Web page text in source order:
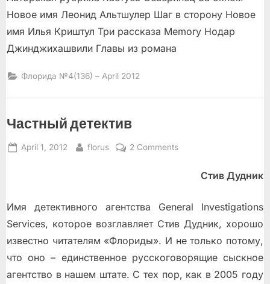
Новое имя Леонид Альтшулер Шаг в сторону Новое
имя Илья Криштул Три рассказа Memory Нодар
Джинджихашвили Главы из романа
Флорида №4(136) – April 2012
Частный детектив
Posted
April 1, 2012 By
florus 2 Commentson
детективСтив Дудник
Имя детективного агентства General Investigations
Services, которое возглавляет Стив Дудник, хорошо
известно читателям «Флориды». И не только потому,
что оно – единственное русскоговорящие сыскное
агентство в нашем штате. С тех пор, как в 2005 году